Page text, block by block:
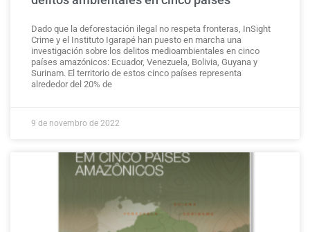
Dado que la deforestación ilegal no respeta fronteras, InSight
Crime y el Instituto Igarapé han puesto en marcha una
investigación sobre los delitos medioambientales en cinco
países amazónicos: Ecuador, Venezuela, Bolivia, Guyana y
Surinam. El territorio de estos cinco países representa
alrededor del 20% de
9 de novembro de 2022